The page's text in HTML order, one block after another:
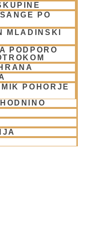
PO
MLADINSKI
PODPORO
POHORJE